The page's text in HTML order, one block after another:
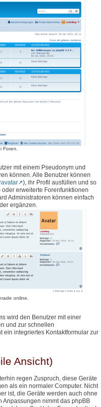
Foren.
mit einem Pseudonym und
können. Alle Benutzer können
), ihr Profil ausfüllen und so
erweiterte Forenfunktionen
Administratoren können einfach
ergänzen.
online.
wird den Benutzer mit einer
und zur schnellen
ein integriertes Kontaktformular zur
Ansicht)
regen Zuspruch, diese Geräte
als ein normaler Computer. Nicht
ist, die Geräte werden auch ohne
Anpassungen nimmt das phpBB